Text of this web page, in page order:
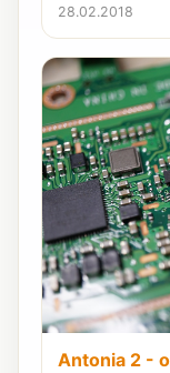
28.02.2018
Antonia 2 -